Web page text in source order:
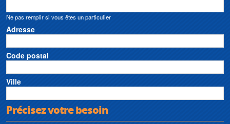
Ne pas remplir si vous êtes un particulier
Adresse
Code postal
Ville
Précisez votre besoin